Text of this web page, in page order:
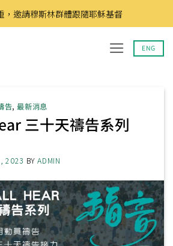
，邀請穆斯林群體跟隨耶穌基督
ENG
告,最新消息
三十天禱告系列
2023 BYADMIN